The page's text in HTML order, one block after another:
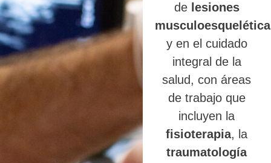
de lesiones
y en el cuidado
integral de la
salud, con áreas
de trabajo que
incluyen la
fisioterapia, la
traumatología